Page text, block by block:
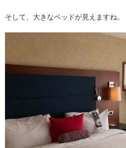
そして、大きなベッドが見えますね。